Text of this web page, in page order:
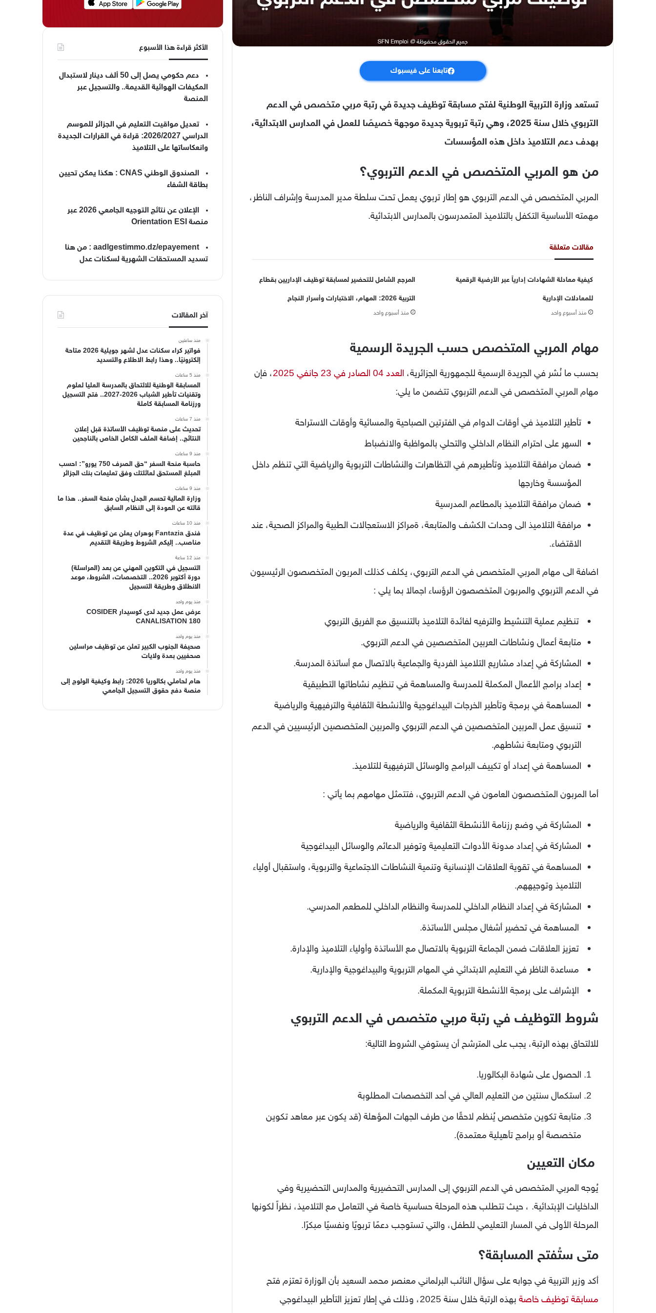
تابعنا على فيسبوك
تستعد وزارة التربية الوطنية لفتح مسابقة توظيف جديدة في رتبة مربي متخصص في الدعم
التربوي خلال سنة 2025، وهي رتبة تربوية جديدة موجهة خصيصًا للعمل في المدارس الابتدائية،
بهدف دعم التلاميذ داخل هذه المؤسسات
من هو المربي المتخصص في الدعم التربوي؟
المربي المتخصص في الدعم التربوي هو إطار تربوي يعمل تحت سلطة مدير المدرسة وإشراف الناظر،
مهمته الأساسية التكفل بالتلاميذ المتمدرسون بالمدارس الابتدائية.
مقالات متعلقة
كيفية معادلة الشهادات إدارياً عبر الأرضية الرقمية
للمعادلات الإدارية
منذ أسبوع واحد
المرجع الشامل للتحضير لمسابقة توظيف الإداريين بقطاع
التربية 2026: المهام، الاختبارات وأسرار النجاح
منذ أسبوع واحد
مهام المربي المتخصص حسب الجريدة الرسمية
بحسب ما نُشر في الجريدة الرسمية للجمهورية الجزائرية، العدد 04 الصادر في 23 جانفي 2025
، فإن
مهام المربي المتخصص في الدعم التربوي تتضمن ما يلي:
تأطير التلاميذ في أوقات الدوام في الفترتين الصباحية والمسائية وأوقات الاستراحة
السهر على احترام النظام الداخلي والتحلي بالمواظبة والانضباط
ضمان مرافقة التلاميذ وتأطيرهم في التظاهرات والنشاطات التربوية والرياضية التي تنظم داخل
المؤسسة وخارجها
ضمان مرافقة التلاميذ بالمطاعم المدرسية
مرافقة التلاميذ الى وحدات الكشف والمتابعة، ةمراكز الاستعجالات الطبية والمراكز الصحية، عند
الاقتضاء.
اضافة الى مهام المربي المتخصص في الدعم التربوي، يكلف كذلك المربون المتخصصون الرئيسيون
في الدعم التربوي والمربون المتخصصون الرؤساء اجمالا بما يلي :
تنظيم عملية التنشيط والترفيه لفائدة التلاميذ بالتنسيق مع الفريق التربوي
متابعة أعمال ونشاطات العربين المتخصصين في الدعم التربوي.
المشاركة في إعداد مشاريع التلاميذ الفردية والجماعية بالاتصال مع أساتذة المدرسة.
إعداد برامج الأعمال المكملة للمدرسة والمساهمة في تنظيم نشاطاتها التطبيقية
المساهمة في برمجة وتأطير الخرجات البيداغوجية والأنشطة الثقافية والترفيهية والرياضية
تنسيق عمل المربين المتخصصين في الدعم التربوي والمربين المتخصصين الرئيسيين في الدعم
التربوي ومتابعة نشاطهم.
المساهمة في إعداد أو تكييف البرامج والوسائل الترفيهية للتلاميذ.
أما المربون المتخصصون العامون في الدعم التربوي، فتتمثل مهامهم بما يأتي :
المشاركة في وضع رزنامة الأنشطة الثقافية والرياضية
المشاركة في إعداد مدونة الأدوات التعليمية وتوفير الدعائم والوسائل البيداغوجية
المساهمة في تقوية العلاقات الإنسانية وتنمية النشاطات الاجتماعية والتربوية، واستقبال أولياء
التلاميذ وتوجيههم.
المشاركة في إعداد النظام الداخلي للمدرسة والنظام الداخلي للمطعم المدرسي.
المساهمة في تحضير أشغال مجلس الأساتذة.
تعزيز العلاقات ضمن الجماعة التربوية بالاتصال مع الأساتذة وأولياء التلاميذ والإدارة.
مساعدة الناظر في التعليم الابتدائي في المهام التربوية والبيداغوجية والإدارية.
الإشراف على برمجة الأنشطة التربوية المكملة.
شروط التوظيف في رتبة مربي متخصص في الدعم التربوي
للالتحاق بهذه الرتبة، يجب على المترشح أن يستوفي الشروط التالية:
الحصول على شهادة البكالوريا.
استكمال سنتين من التعليم العالي في أحد التخصصات المطلوبة
متابعة تكوين متخصص يُنظم لاحقًا من طرف الجهات المؤهلة (قد يكون عبر معاهد تكوين
متخصصة أو برامج تأهيلية معتمدة).
مكان التعيين
يُوجه المربي المتخصص في الدعم التربوي إلى المدارس التحضيرية ﻭالمدارس التحضيرية وفي
الداخليات الإبتدائية. ، حيث تتطلب هذه المرحلة حساسية خاصة في التعامل مع التلاميذ، نظراً لكونها
المرحلة الأولى في المسار التعليمي للطفل، والتي تستوجب دعمًا تربويًا ونفسيًا مبكرًا.
متى ستُفتح المسابقة؟
أكد وزير التربية في جوابه على سؤال النائب البرلماني معنصر محمد السعيد بأن الوزارة تعتزم فتح
مسابقة توظيف خاصة
بهذه الرتبة خلال سنة 2025، وذلك في إطار تعزيز التأطير البيداغوجي
الأكثر قراءة هذا الأسبوع
دعم حكومي يصل إلى 50 ألف دينار لاستبدال
المكيفات الهوائية القديمة.. والتسجيل عبر
المنصة
تعديل مواقيت التعليم في الجزائر للموسم
الدراسي 2026/2027: قراءة في القرارات الجديدة
وانعكاساتها على التلاميذ
الصندوق الوطني CNAS : هكذا يمكن تحيين
بطاقة الشفاء
الإعلان عن نتائج التوجيه الجامعي 2026 عبر
منصة Orientation ESI
aadlgestimmo.dz/epayement : من هنا
تسديد المستحقات الشهرية لسكنات عدل
آخر المقالات
منذ ساعتين
فواتير كراء سكنات عدل لشهر جويلية 2026 متاحة
إلكترونيًا.. وهذا رابط الاطلاع والتسديد
منذ 5 ساعات
المسابقة الوطنية للالتحاق بالمدرسة العليا لعلوم
وتقنيات تأطير الشباب 2026-2027.. فتح التسجيل
ورزنامة المسابقة كاملة
منذ 7 ساعات
تحديث على منصة توظيف الأساتذة قبل إعلان
النتائج.. إضافة الملف الكامل الخاص بالناجحين
منذ 9 ساعات
حاسبة منحة السفر “حق الصرف 750 يورو”: احسب
المبلغ المستحق لعائلتك وفق تعليمات بنك الجزائر
منذ 9 ساعات
وزارة المالية تحسم الجدل بشأن منحة السفر.. هذا ما
قالته عن العودة إلى النظام السابق
منذ 10 ساعات
فندق Fantazia بوهران يعلن عن توظيف في عدة
مناصب.. إليكم الشروط وطريقة التقديم
منذ 12 ساعة
التسجيل في التكوين المهني عن بعد (المراسلة)
دورة أكتوبر 2026.. التخصصات، الشروط، موعد
الانطلاق وطريقة التسجيل
منذ يوم واحد
عرض عمل جديد لدى كوسيدار COSIDER
CANALISATION 180
منذ يوم واحد
صحيفة الجنوب الكبير تعلن عن توظيف مراسلين
صحفيين بعدة ولايات
منذ يوم واحد
هام لحاملي بكالوريا 2026: رابط وكيفية الولوج إلى
منصة دفع حقوق التسجيل الجامعي